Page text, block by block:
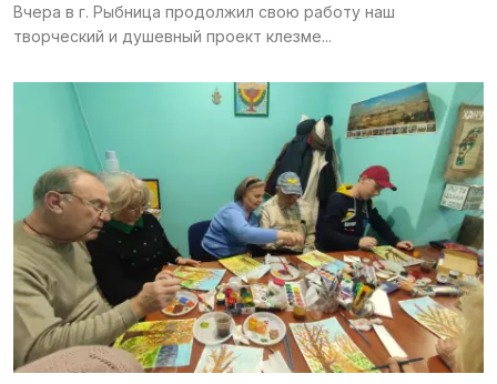
Вчера в г. Рыбница продолжил свою работу наш
творческий и душевный проект клезме...